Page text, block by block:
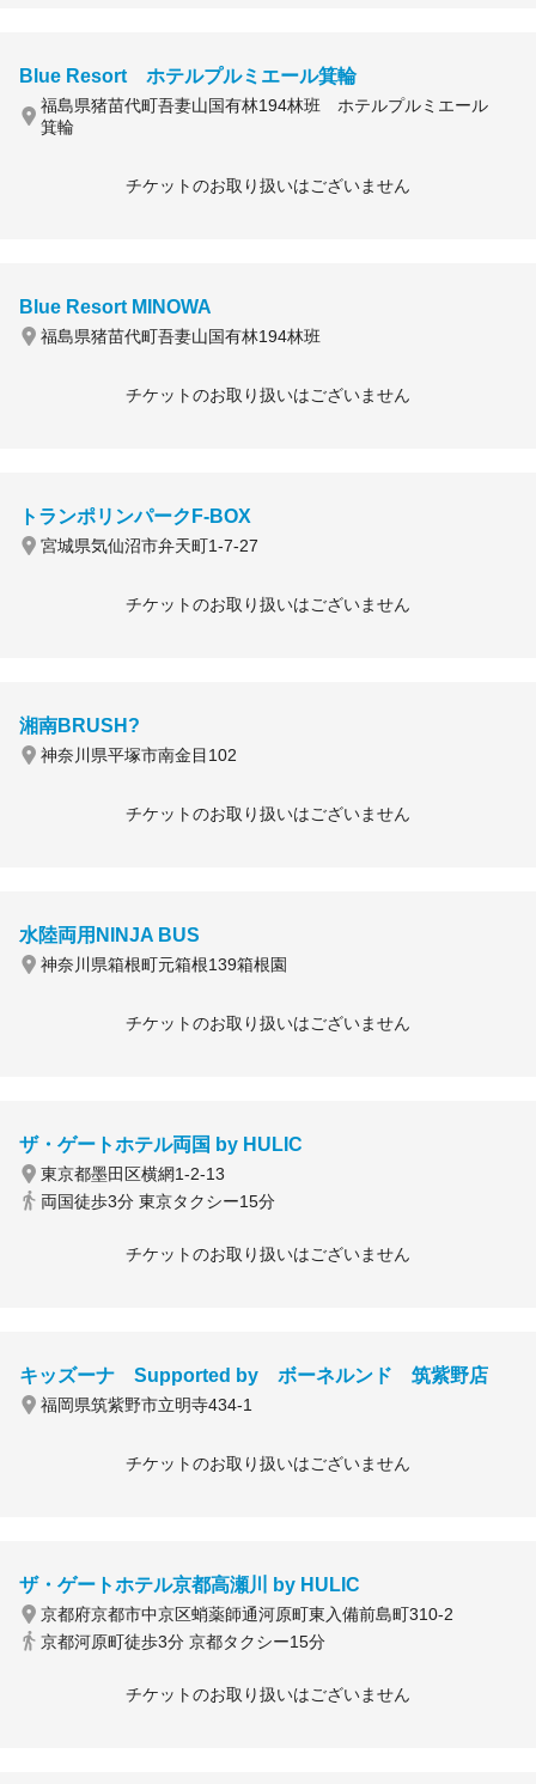
Blue Resort ホテルプルミエール箕輪
福島県猪苗代町吾妻山国有林194林班 ホテルプルミエール
箕輪
チケットのお取り扱いはございません
Blue Resort MINOWA
福島県猪苗代町吾妻山国有林194林班
チケットのお取り扱いはございません
トランポリンパークF-BOX
宮城県気仙沼市弁天町1-7-27
チケットのお取り扱いはございません
湘南BRUSH?
神奈川県平塚市南金目102
チケットのお取り扱いはございません
水陸両用NINJA BUS
神奈川県箱根町元箱根139箱根園
チケットのお取り扱いはございません
ザ・ゲートホテル両国 by HULIC
東京都墨田区横網1-2-13
両国徒歩3分 東京タクシー15分
チケットのお取り扱いはございません
キッズーナ Supported by ボーネルンド 筑紫野店
福岡県筑紫野市立明寺434-1
チケットのお取り扱いはございません
ザ・ゲートホテル京都高瀬川 by HULIC
京都府京都市中京区蛸薬師通河原町東入備前島町310-2
京都河原町徒歩3分 京都タクシー15分
チケットのお取り扱いはございません